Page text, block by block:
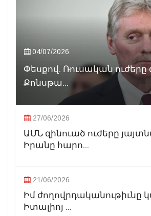
04/07/2026
Փեսքով. Ռուսական
Քոնսթա...
27/06/2026
ԱՄՆ զինուած ուժերը
Իրանը հարո...
21/06/2026
Իմ ժողովրդականութիւնը
Իտալիոյ ...